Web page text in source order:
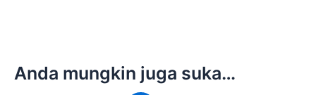
Anda mungkin juga suka…